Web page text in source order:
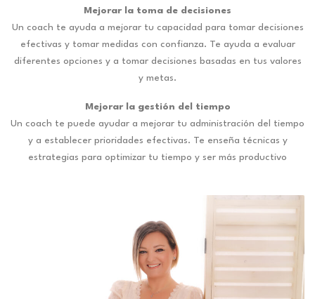
Mejorar la toma de decisiones
Un coach te ayuda a mejorar tu capacidad para tomar decisiones
efectivas y tomar medidas con confianza. Te ayuda a evaluar
diferentes opciones y a tomar decisiones basadas en tus valores
y metas.
Mejorar la gestión del tiempo
Un coach te puede ayudar a mejorar tu administración del tiempo
y a establecer prioridades efectivas. Te enseña técnicas y
estrategias para optimizar tu tiempo y ser más productivo